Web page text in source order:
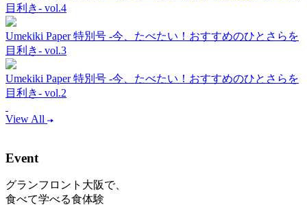
目利き- vol.4
Umekiki Paper 特別号 -今、たべたい！おすすめのひとさらを
目利き- vol.3
Umekiki Paper 特別号 -今、たべたい！おすすめのひとさらを
目利き- vol.2
View All
Event
グランフロント大阪で、
食べて学べる食体験